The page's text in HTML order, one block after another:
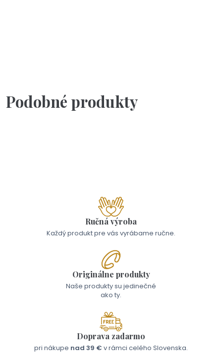
Podobné produkty
Ručná výroba
Každý produkt pre vás vyrábame ručne.
Originálne produkty
Naše produkty su jedinečné
ako ty.
Doprava zadarmo
pri nákupe nad 39 € v rámci celého Slovenska.